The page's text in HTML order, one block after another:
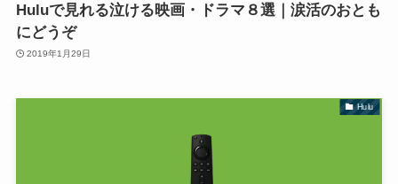
Huluで見れる泣ける映画・ドラマ８選｜涙活のおとも
にどうぞ
2019年1月29日
Hulu